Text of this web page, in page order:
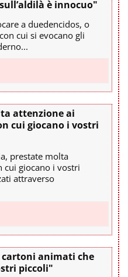
è innocuo"
a duedencidos, o
cui si evocano gli
attenzione ai
cui giocano i vostri
prestate molta
cui giocano i vostri
attraverso
animati che
piccoli"